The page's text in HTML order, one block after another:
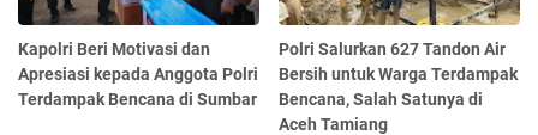
Kapolri Beri Motivasi dan
Apresiasi kepada Anggota Polri
Terdampak Bencana di Sumbar
Polri Salurkan 627 Tandon Air
Bersih untuk Warga Terdampak
Bencana, Salah Satunya di
Aceh Tamiang